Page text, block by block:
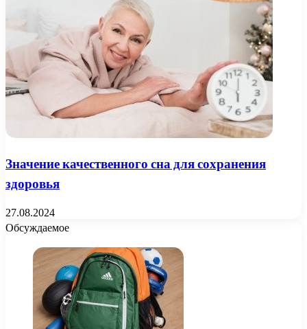
Значение качественного сна для сохранения
здоровья
27.08.2024
Обсуждаемое